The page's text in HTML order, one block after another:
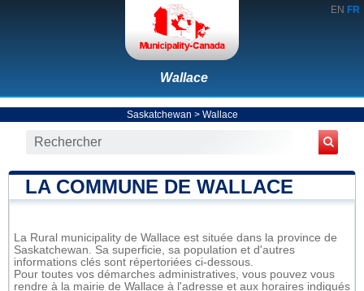
EN FR
Wallace
Saskatchewan > Wallace
LA COMMUNE DE WALLACE
La Rural municipality de Wallace est située dans la province de
Saskatchewan. Sa superficie, sa population et d'autres
informations clés sont répertoriées ci-dessous.
Pour toutes vos démarches administratives, vous pouvez vous
rendre à la mairie de Wallace à l'adresse et aux horaires indiqués